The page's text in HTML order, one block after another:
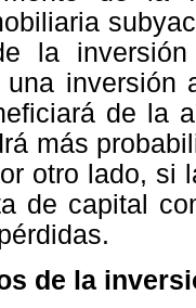
la
inversión
de la
más
otro lado, si
de capital
de la